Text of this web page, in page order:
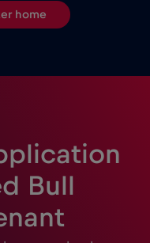
home
Bull